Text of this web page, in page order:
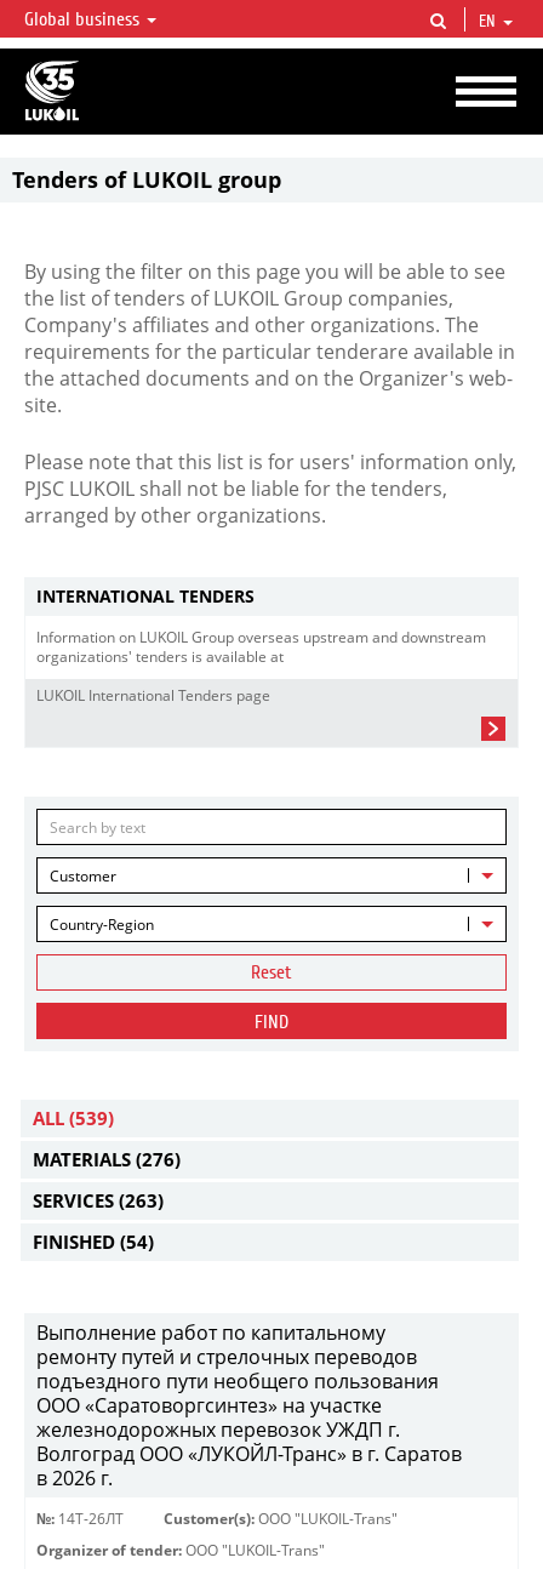
LUKOIL OVERVIEW
LUKOIL is one of the largest oil & gas vertical integrated companies in the world
accounting for over 2% of crude production and circa 1% of proved hydrocarbon
reserves globally.
Global business EN
Tenders of LUKOIL group
By using the filter on this page you will be able to see
the list of tenders of LUKOIL Group companies,
Company's affiliates and other organizations. The
requirements for the particular tenderare available in
the attached documents and on the Organizer's web-
site.
Please note that this list is for users' information only,
PJSC LUKOIL shall not be liable for the tenders,
arranged by other organizations.
INTERNATIONAL TENDERS
Information on LUKOIL Group overseas upstream and downstream
organizations' tenders is available at
LUKOIL International Tenders page
Customer
Country-Region
Reset
FIND
ALL (539)
MATERIALS (276)
SERVICES (263)
FINISHED (54)
Выполнение работ по капитальному
ремонту путей и стрелочных переводов
подъездного пути необщего пользования
ООО «Саратоворгсинтез» на участке
железнодорожных перевозок УЖДП г.
Волгоград ООО «ЛУКОЙЛ-Транс» в г. Саратов
в 2026 г.
№: 14Т-26ЛТ Customer(s): OOO "LUKOIL-Trans"
Organizer of tender: OOO "LUKOIL-Trans"